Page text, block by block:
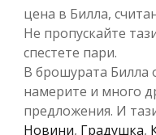
цена в Билла,
Не пропускайте
спестете пари.
В брошурата Билла
намерите и много
предложения. И
Новини, Градушка,